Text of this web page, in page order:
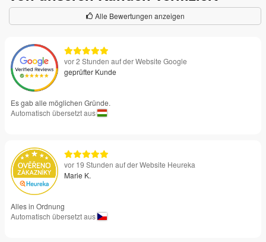
Alle Bewertungen anzeigen
vor 2 Stunden auf der Website Google
geprüfter Kunde
Es gab alle möglichen Gründe.
Automatisch übersetzt aus
vor 19 Stunden auf der Website Heureka
Marie K.
Alles in Ordnung
Automatisch übersetzt aus